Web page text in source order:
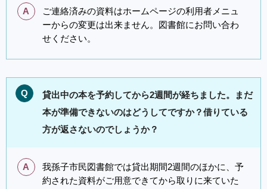
A
ご連絡済みの資料はホームページの利用者メニュ
ーからの変更は出来ません。図書館にお問い合わ
せください。
Q
貸出中の本を予約してから2週間が経ちました。まだ
本が準備できないのはどうしてですか？借りている
方が返さないのでしょうか？
A
我孫子市民図書館では貸出期間2週間のほかに、予
約された資料がご用意できてから取りに来ていた